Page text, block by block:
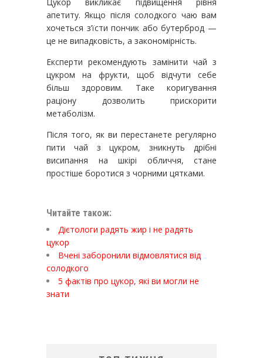
апетиту. Якщо після солодкого чаю вам
хочеться з’їсти пончик або бутерброд —
це не випадковість, а закономірність.
Експерти рекомендують замінити чай з
цукром на фрукти, щоб відчути себе
більш здоровим. Таке коригування
раціону дозволить прискорити
метаболізм.
Після того, як ви перестанете регулярно
пити чай з цукром, зникнуть дрібні
висипання на шкірі обличчя, стане
простіше боротися з чорними цятками.
Читайте також:
Дієтологи радять жир і не радять
цукор
Вчені заборонили відмовлятися від
солодкого
5 фактів про цукор, які ви могли не
знати